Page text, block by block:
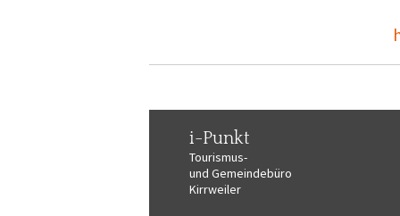
i-Punkt
Tourismus-
und Gemeindebüro
Kirrweiler